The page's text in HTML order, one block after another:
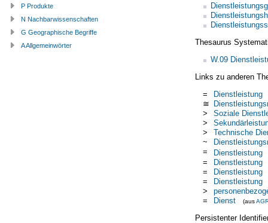
Thesaurus
W.09
Links zu anderen
=
Dienstleistung
≅
>
Soziale
>
>
Technische
~
=
Dienstleistung
=
Dienstleistung
=
Dienstleistung
=
Dienstleistung
>
=
Dienst (aus
Persistenter
P Produkte
N Nachbarwissenschaften
G Geographische Begriffe
A Allgemeinwörter